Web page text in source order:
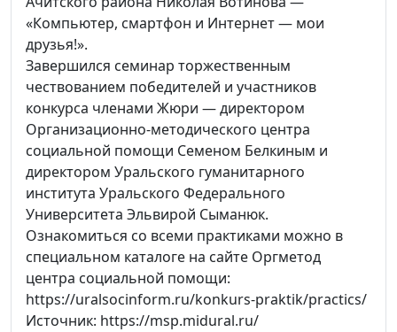
«Компьютер, смартфон и Интернет — мои
друзья!».
Завершился семинар торжественным
чествованием победителей и участников
конкурса членами Жюри — директором
Организационно-методического центра
социальной помощи Семеном Белкиным и
директором Уральского гуманитарного
института Уральского Федерального
Университета Эльвирой Сыманюк.
Ознакомиться со всеми практиками можно в
специальном каталоге на сайте Оргметод
центра социальной помощи:
https://uralsocinform.ru/konkurs-praktik/practics/
Источник: https://msp.midural.ru/